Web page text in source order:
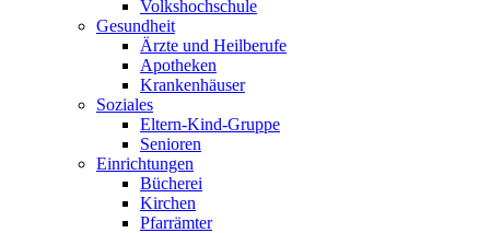
Volkshochschule
Gesundheit
Ärzte und Heilberufe
Apotheken
Krankenhäuser
Soziales
Eltern-Kind-Gruppe
Senioren
Einrichtungen
Bücherei
Kirchen
Pfarrämter